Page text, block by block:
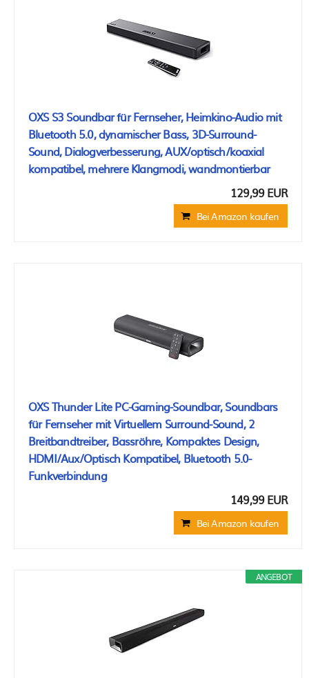
OXS S3 Soundbar für Fernseher, Heimkino-Audio mit
Bluetooth 5.0, dynamischer Bass, 3D-Surround-
Sound, Dialogverbesserung, AUX/optisch/koaxial
kompatibel, mehrere Klangmodi, wandmontierbar
129,99 EUR
Bei Amazon kaufen
OXS Thunder Lite PC-Gaming-Soundbar, Soundbars
für Fernseher mit Virtuellem Surround-Sound, 2
Breitbandtreiber, Bassröhre, Kompaktes Design,
HDMI/Aux/Optisch Kompatibel, Bluetooth 5.0-
Funkverbindung
149,99 EUR
Bei Amazon kaufen
ANGEBOT